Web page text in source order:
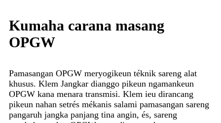
Kumaha carana masang
OPGW
Pamasangan OPGW meryogikeun téknik sareng alat
khusus. Klem Jangkar dianggo pikeun ngamankeun
OPGW kana menara transmisi. Klem ieu dirancang
pikeun nahan setrés mékanis salami pamasangan sareng
pangaruh jangka panjang tina angin, és, sareng